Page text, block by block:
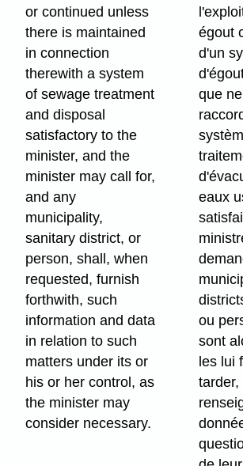
or continued unless
there is maintained
in connection
therewith a system
of sewage treatment
and disposal
satisfactory to the
minister, and the
minister may call for,
and any
municipality,
sanitary district, or
person, shall, when
requested, furnish
forthwith, such
information and data
in relation to such
matters under its or
his or her control, as
the minister may
consider necessary.
égout
d'un
que
eaux
ou
sont
les lui
tarder,